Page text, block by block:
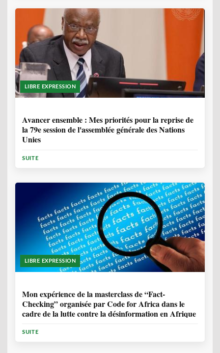
LIBRE EXPRESSION
Avancer ensemble : Mes priorités pour la reprise de
la 79e session de l'assemblée générale des Nations
Unies
SUITE
LIBRE EXPRESSION
Mon expérience de la masterclass de “Fact-
Checking” organisée par Code for Africa dans le
cadre de la lutte contre la désinformation en Afrique
SUITE